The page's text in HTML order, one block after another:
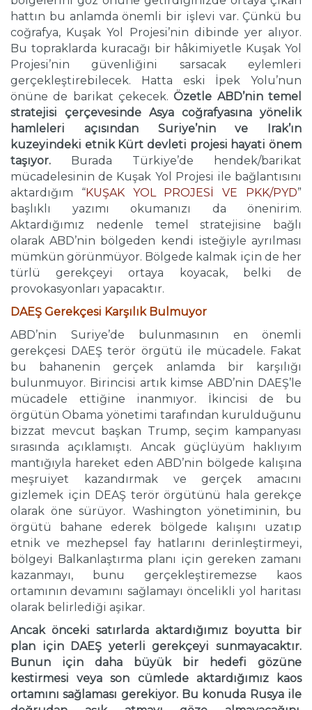
hattın bu anlamda önemli bir işlevi var. Çünkü bu
coğrafya, Kuşak Yol Projesi’nin dibinde yer alıyor.
Bu topraklarda kuracağı bir hâkimiyetle Kuşak Yol
Projesi’nin güvenliğini sarsacak eylemleri
gerçekleştirebilecek. Hatta eski İpek Yolu’nun
önüne de barikat çekecek.Özetle ABD’nin temel
stratejisi çerçevesinde Asya coğrafyasına yönelik
hamleleri açısından Suriye’nin ve Irak’ın
kuzeyindeki etnik Kürt devleti projesi hayati önem
taşıyor. Burada Türkiye’de hendek/barikat
mücadelesinin de Kuşak Yol Projesi ile bağlantısını
aktardığım “KUŞAK YOL PROJESİ VE PKK/PYD”
başlıklı yazımı okumanızı da önenirim.
Aktardığımız nedenle temel stratejisine bağlı
olarak ABD’nin bölgeden kendi isteğiyle ayrılması
mümkün görünmüyor. Bölgede kalmak için de her
türlü gerekçeyi ortaya koyacak, belki de
provokasyonları yapacaktır.
DAEŞ Gerekçesi Karşılık Bulmuyor
ABD’nin Suriye’de bulunmasının en önemli
gerekçesi DAEŞ terör örgütü ile mücadele. Fakat
bu bahanenin gerçek anlamda bir karşılığı
bulunmuyor. Birincisi artık kimse ABD’nin DAEŞ’le
mücadele ettiğine inanmıyor. İkincisi de bu
örgütün Obama yönetimi tarafından kurulduğunu
bizzat mevcut başkan Trump, seçim kampanyası
sırasında açıklamıştı. Ancak güçlüyüm haklıyım
mantığıyla hareket eden ABD’nin bölgede kalışına
meşruiyet kazandırmak ve gerçek amacını
gizlemek için DEAŞ terör örgütünü hala gerekçe
olarak öne sürüyor. Washington yönetiminin, bu
örgütü bahane ederek bölgede kalışını uzatıp
etnik ve mezhepsel fay hatlarını derinleştirmeyi,
bölgeyi Balkanlaştırma planı için gereken zamanı
kazanmayı, bunu gerçekleştiremezse kaos
ortamının devamını sağlamayı öncelikli yol haritası
olarak belirlediği aşikar.
Ancak önceki satırlarda aktardığımız boyutta bir
plan için DAEŞ yeterli gerekçeyi sunmayacaktır.
Bunun için daha büyük bir hedefi gözüne
kestirmesi veya son cümlede aktardığımız kaos
ortamını sağlaması gerekiyor. Bu konuda Rusya ile